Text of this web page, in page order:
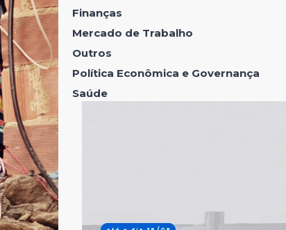
Finanças
Mercado de Trabalho
Outros
Política Econômica e Governança
Saúde